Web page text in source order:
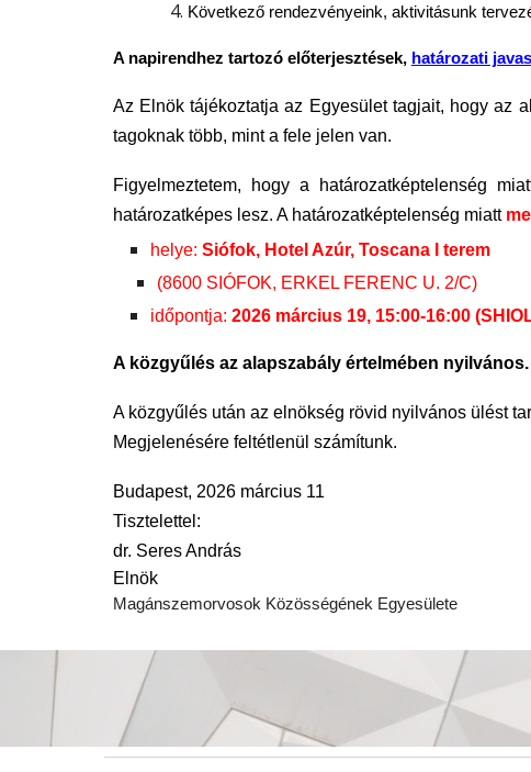
Következő rendezvényeink, aktivitásunk
A napirendhez tartozó előterjesztések, határozati
Az Elnök tájékoztatja az Egyesület tagjait, hogy az
tagoknak több, mint a fele jelen van.
Figyelmeztetem, hogy a határozatképtelenség
határozatképes lesz. A határozatképtelenség miatt
helye:Siófok, Hotel Azúr, Toscana I terem
(8600 SIÓFOK, ERKEL FERENC U. 2/C)
időpontja:2026 március 19, 15:00-16:00
A közgyűlés az alapszabály értelmében nyilvános.
A közgyűlés után az elnökség rövid nyilvános ülést
Megjelenésére feltétlenül számítunk.
Budapest, 2026 március 11
Tisztelettel:
dr. Seres András
Elnök
Magánszemorvosok Közösségének Egyesülete